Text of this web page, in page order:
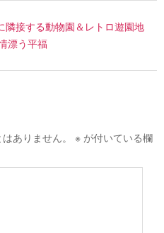
隣接する動物園＆レトロ遊園地
漂う平福
ありません。
※ が付いている欄